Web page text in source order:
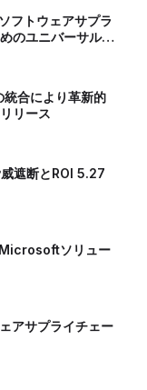
フトウェアサプラ
のユニバーサル
合により革新的
リース
遮断とROI 5.27
ソリュー
アサプライチェー